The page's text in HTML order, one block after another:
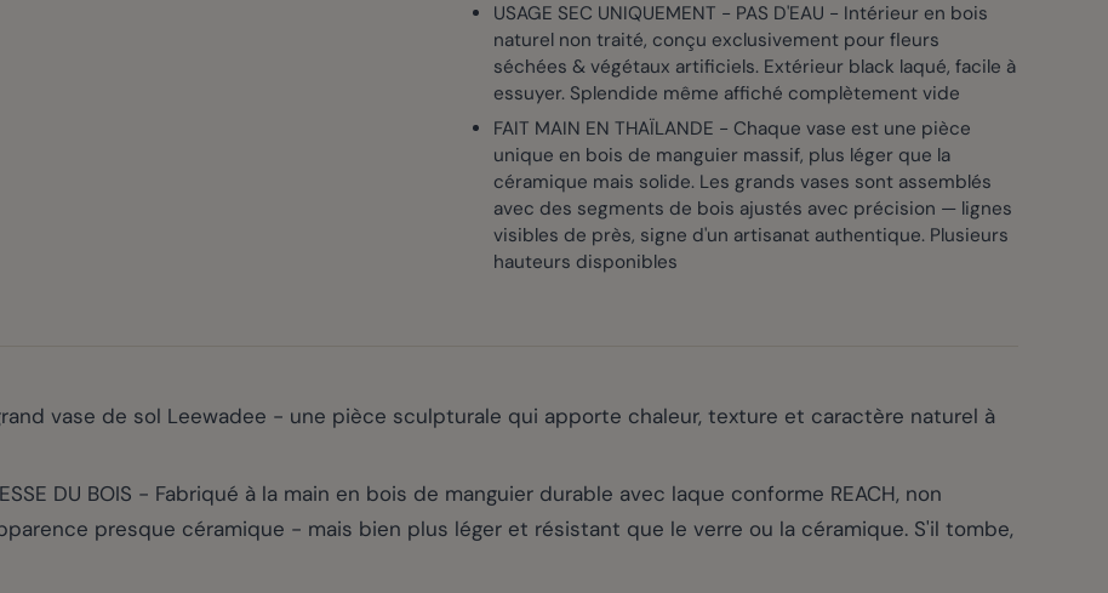
USAGE SEC UNIQUEMENT - PAS D'EAU - Intérieur en bois
naturel non traité, conçu exclusivement pour fleurs
séchées & végétaux artificiels. Extérieur black laqué, facile à
essuyer. Splendide même affiché complètement vide
FAIT MAIN EN THAÏLANDE - Chaque vase est une pièce
unique en bois de manguier massif, plus léger que la
céramique mais solide. Les grands vases sont assemblés
avec des segments de bois ajustés avec précision — lignes
visibles de près, signe d'un artisanat authentique. Plusieurs
hauteurs disponibles
vase de sol Leewadee - une pièce sculpturale qui apporte chaleur, texture et caractère naturel à
DU BOIS - Fabriqué à la main en bois de manguier durable avec laque conforme REACH, non
presque céramique - mais bien plus léger et résistant que le verre ou la céramique. S'il tombe,